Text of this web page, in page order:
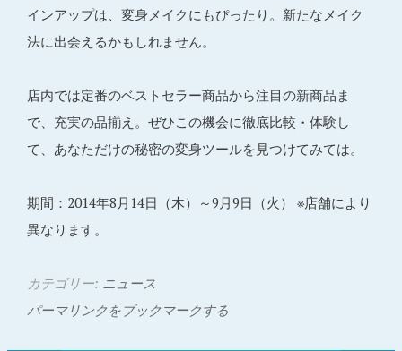
インアップは、変身メイクにもぴったり。新たなメイク
法に出会えるかもしれません。
店内では定番のベストセラー商品から注目の新商品ま
で、充実の品揃え。ぜひこの機会に徹底比較・体験し
て、あなただけの秘密の変身ツールを見つけてみては。
期間：2014年8月14日（木）～9月9日（火） ※店舗により
異なります。
カテゴリー: ニュース
パーマリンクをブックマークする